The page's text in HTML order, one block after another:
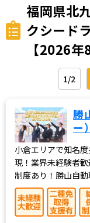
福岡県北
クシード
【2026年
1/2
勝
ー
小倉エリアで知名
現！業界未経験者
制度あり！勝山自